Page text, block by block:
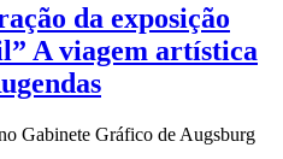
da exposição
A viagem artística
Gabinete Gráfico de Augsburg